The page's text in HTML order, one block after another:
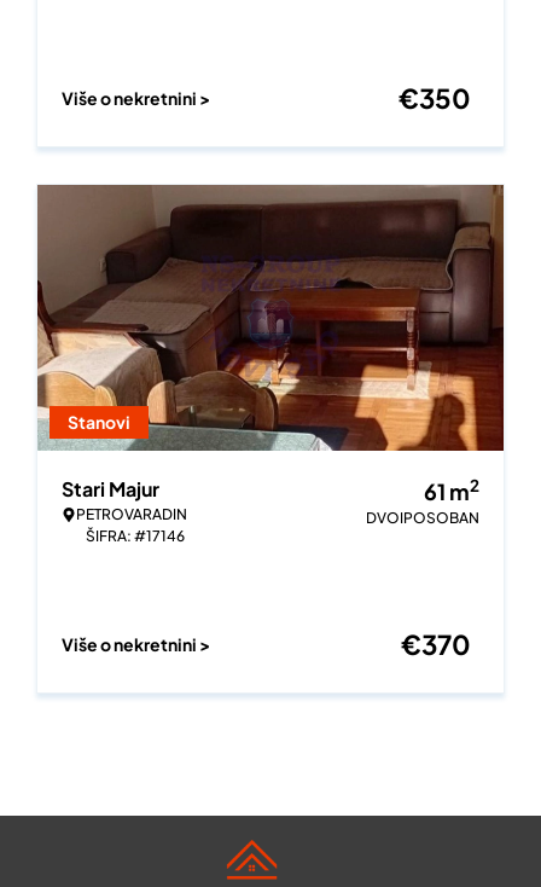
Više o nekretnini > €350
Stanovi
Stari Majur
PETROVARADIN
ŠIFRA: #17146
61 m2
DVOIPOSOBAN
Više o nekretnini > €370